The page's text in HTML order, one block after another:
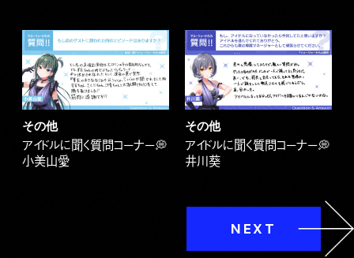
その他
アイドルに聞く質問コーナー💭
小美山愛
その他
アイドルに聞く質問コーナー💭
井川葵
NEXT